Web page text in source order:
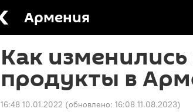
Армения
Как
продукты в
16:48 10.01.2022 (обновлено: 16:08 11.08.2023)